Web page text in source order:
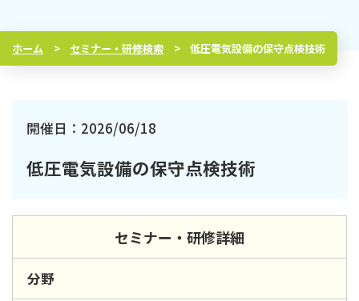
セミナー・研修カレンダー
テクナビふくしまについて
ホーム セミナー・研修検索 低圧電気設備の保守点検技術
開催日：2026/06/18
低圧電気設備の保守点検技術
セミナー・研修詳細
分野